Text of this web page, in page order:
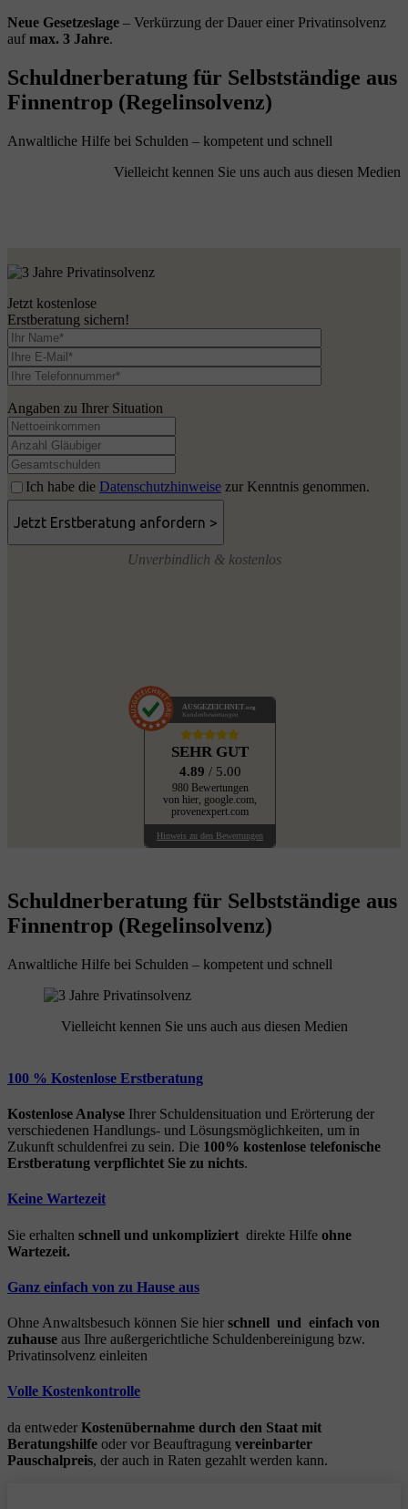
Neue Gesetzeslage – Verkürzung der Dauer einer Privatinsolvenz
aufmax. 3 Jahre.
Schuldnerberatung für Selbstständige aus
Finnentrop (Regelinsolvenz)
Anwaltliche Hilfe bei Schulden – kompetent und schnell
Vielleicht kennen Sie uns auch aus diesen Medien
Jetzt kostenlose
Erstberatung sichern!
Angaben zu Ihrer Situation
Ich habe die Datenschutzhinweise zur Kenntnis genommen.
Unverbindlich & kostenlos
AUSGEZEICHNET .org
Kundenbewertungen
SEHR GUT
4.89 / 5.00
980 Bewertungen
von hier, google.com,
provenexpert.com
Hinweis zu den Bewertungen
Schuldnerberatung für Selbstständige aus
Finnentrop (Regelinsolvenz)
Anwaltliche Hilfe bei Schulden – kompetent und schnell
Vielleicht kennen Sie uns auch aus diesen Medien
100 % Kostenlose Erstberatung
Kostenlose Analyse Ihrer Schuldensituation und Erörterung der
verschiedenen Handlungs- und Lösungsmöglichkeiten, um in
Zukunft schuldenfrei zu sein. Die 100% kostenlose telefonische
Erstberatung verpflichtet Sie zu nichts.
Keine Wartezeit
Sie erhalten schnell und unkompliziert direkte Hilfe ohne
Wartezeit.
Ganz einfach von zu Hause aus
Ohne Anwaltsbesuch können Sie hier schnell und einfach von
zuhause aus Ihre außergerichtliche Schuldenbereinigung bzw.
Privatinsolvenz einleiten
Volle Kostenkontrolle
da entweder Kostenübernahme durch den Staat mit
Beratungshilfe oder vor Beauftragung vereinbarter
Pauschalpreis, der auch in Raten gezahlt werden kann.